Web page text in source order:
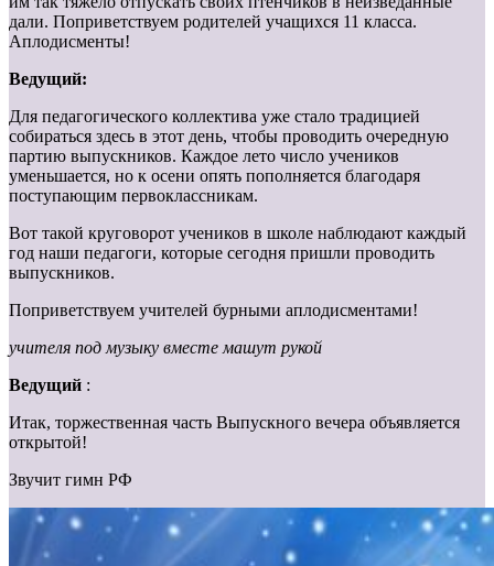
дали. Поприветствуем родителей учащихся 11 класса.
Аплодисменты!
Ведущий:
Для педагогического коллектива уже стало традицией
собираться здесь в этот день, чтобы проводить очередную
партию выпускников. Каждое лето число учеников
уменьшается, но к осени опять пополняется благодаря
поступающим первоклассникам.
Вот такой круговорот учеников в школе наблюдают каждый
год наши педагоги, которые сегодня пришли проводить
выпускников.
Поприветствуем учителей бурными аплодисментами!
учителя под музыку вместе машут рукой
Ведущий :
Итак, торжественная часть Выпускного вечера объявляется
открытой!
Звучит гимн РФ